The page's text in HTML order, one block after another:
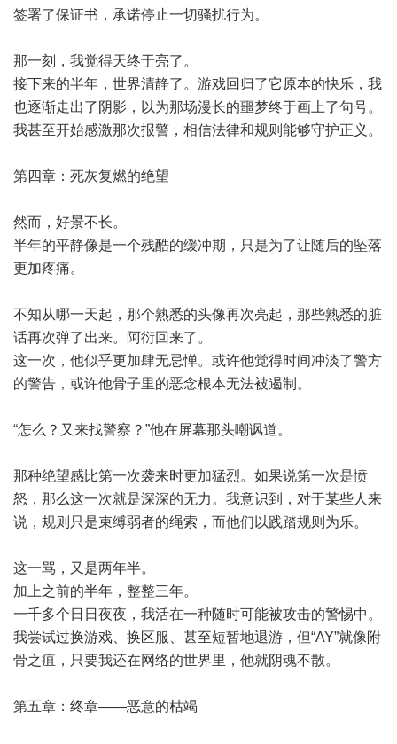
签署了保证书，承诺停止一切骚扰行为。
那一刻，我觉得天终于亮了。
接下来的半年，世界清静了。游戏回归了它原本的快乐，我
也逐渐走出了阴影，以为那场漫长的噩梦终于画上了句号。
我甚至开始感激那次报警，相信法律和规则能够守护正义。
第四章：死灰复燃的绝望
然而，好景不长。
半年的平静像是一个残酷的缓冲期，只是为了让随后的坠落
更加疼痛。
不知从哪一天起，那个熟悉的头像再次亮起，那些熟悉的脏
话再次弹了出来。阿衍回来了。
这一次，他似乎更加肆无忌惮。或许他觉得时间冲淡了警方
的警告，或许他骨子里的恶念根本无法被遏制。
“怎么？又来找警察？”他在屏幕那头嘲讽道。
那种绝望感比第一次袭来时更加猛烈。如果说第一次是愤
怒，那么这一次就是深深的无力。我意识到，对于某些人来
说，规则只是束缚弱者的绳索，而他们以践踏规则为乐。
这一骂，又是两年半。
加上之前的半年，整整三年。
一千多个日日夜夜，我活在一种随时可能被攻击的警惕中。
我尝试过换游戏、换区服、甚至短暂地退游，但“AY”就像附
骨之疽，只要我还在网络的世界里，他就阴魂不散。
第五章：终章——恶意的枯竭